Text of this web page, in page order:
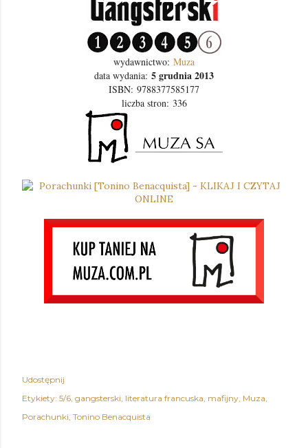
wydawnictwo: Muza
data wydania: 5 grudnia 2013
ISBN: 9788377585177
liczba stron: 336
Udostępnij
Etykiety: 5/6 gangsterski literatura francuska mafijny Muza
Porachunki Tonino Benacquista